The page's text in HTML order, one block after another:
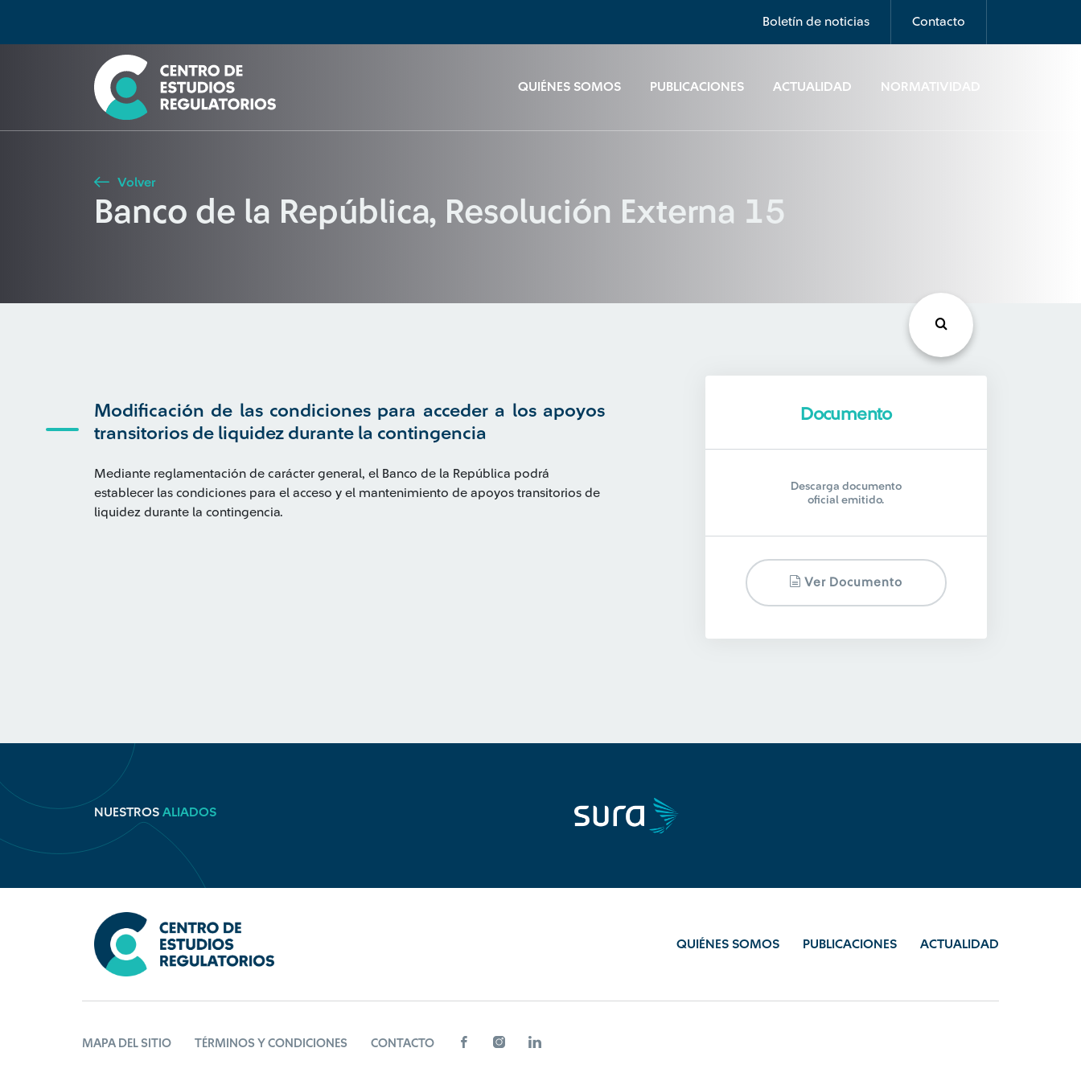
Boletín de noticias Contacto
QUIÉNES SOMOS PUBLICACIONES ACTUALIDAD NORMATIVIDAD
Seleccione país
Buscar
Volver
Banco de la República, Resolución Externa 15
Modificación de las condiciones para acceder a los apoyos
transitorios de liquidez durante la contingencia
Mediante reglamentación de carácter general, el Banco de la República podrá
establecer las condiciones para el acceso y el mantenimiento de apoyos transitorios de
liquidez durante la contingencia.
Documento
Descarga documento
oficial emitido.
Ver Documento
NUESTROS ALIADOS
QUIÉNES SOMOS PUBLICACIONES ACTUALIDAD
MAPA DEL SITIO TÉRMINOS Y CONDICIONES CONTACTO